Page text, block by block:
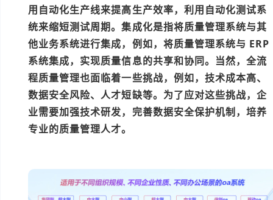
用自动化生产线来提高生产效率，利用自动化测试系
统来缩短测试周期。集成化是指将质量管理系统与其
他业务系统进行集成，例如，将质量管理系统与 ERP
系统集成，实现质量信息的共享和协同。当然，全流
程质量管理也面临着一些挑战，例如，技术成本高、
数据安全风险、人才短缺等。为了应对这些挑战，企
业需要加强技术研发，完善数据安全保护机制，培养
专业的质量管理人才。